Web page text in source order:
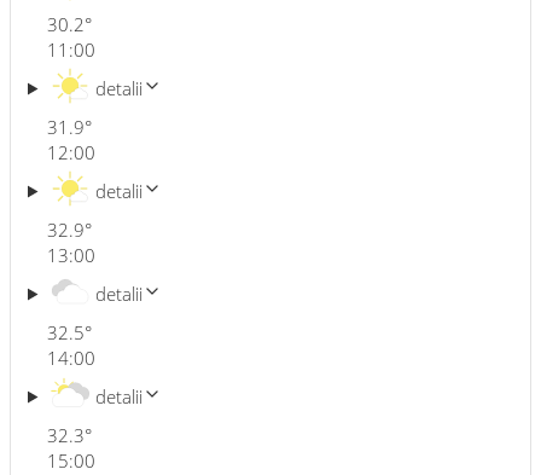
30.2°
11:00
31.9°
detalii
12:00
32.9°
detalii
13:00
32.5°
detalii
14:00
32.3°
detalii
15:00